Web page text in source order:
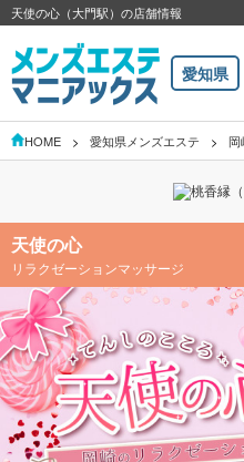
天使の心（大門駅）の店舗情報
愛知県
HOME 愛知県メンズエステ 岡
天使の心
リラクゼーションマッサージ